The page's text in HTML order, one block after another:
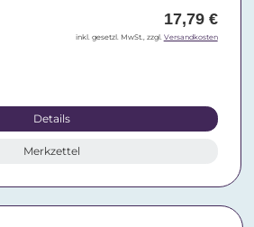
17,79 €
inkl. gesetzl. MwSt., zzgl. Versandkosten
Details
Merkzettel